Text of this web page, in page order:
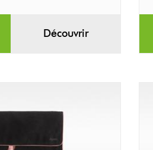
Découvrir